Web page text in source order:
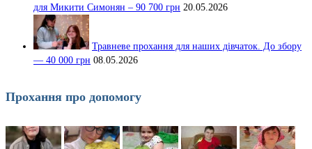
для Микити Симонян – 90 700 грн 20.05.2026
Травневе прохання для наших дівчаток. До збору
— 40 000 грн 08.05.2026
Прохання про допомогу